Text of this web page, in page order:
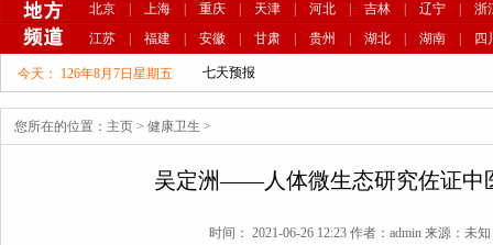
北京 上海 重庆 天津 河北 吉林 辽宁
浙
江苏
福建 安徽 甘肃 贵州 湖北 湖南 四
今天： 126年8月7日星期五
您所在的位置： 主页 > 健康卫生 >
吴定洲——人体微生态研究佐证中
时间： 2021-06-26 12:23 作者：admin 来源：未